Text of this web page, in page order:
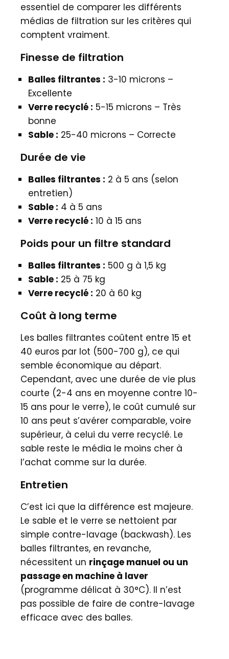
essentiel de comparer les différents
médias de filtration sur les critères qui
comptent vraiment.
Finesse de filtration
Balles filtrantes : 3-10 microns –
Excellente
Verre recyclé : 5-15 microns – Très
bonne
Sable : 25-40 microns – Correcte
Durée de vie
Balles filtrantes : 2 à 5 ans (selon
entretien)
Sable : 4 à 5 ans
Verre recyclé : 10 à 15 ans
Poids pour un filtre standard
Balles filtrantes : 500 g à 1,5 kg
Sable : 25 à 75 kg
Verre recyclé : 20 à 60 kg
Coût à long terme
Les balles filtrantes coûtent entre 15 et
40 euros par lot (500-700 g), ce qui
semble économique au départ.
Cependant, avec une durée de vie plus
courte (2-4 ans en moyenne contre 10-
15 ans pour le verre), le coût cumulé sur
10 ans peut s’avérer comparable, voire
supérieur, à celui du verre recyclé. Le
sable reste le média le moins cher à
l’achat comme sur la durée.
Entretien
C’est ici que la différence est majeure.
Le sable et le verre se nettoient par
simple contre-lavage (backwash). Les
balles filtrantes, en revanche,
nécessitent un rinçage manuel ou un
passage en machine à laver
(programme délicat à 30°C). Il n’est
pas possible de faire de contre-lavage
efficace avec des balles.